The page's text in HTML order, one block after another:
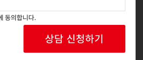
: 교육과정 안내, 신규 과정 홍보 등 광고성
회사는 개인정보 수집 및 사용 목적 완료 후
동의합니다.